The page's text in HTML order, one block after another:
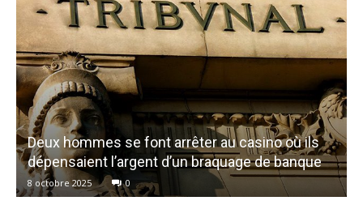
Deux hommes se font arrêter au casino où ils
dépensaient l’argent d’un braquage de banque
8 octobre 2025 0